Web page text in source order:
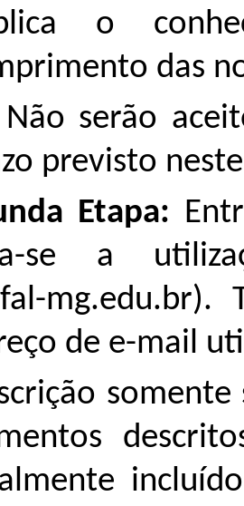
o
das
Não serão
previsto
Etapa:
se a
de e-mail
somente